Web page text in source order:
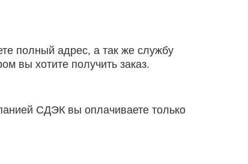
полный адрес, а так же службу
вы хотите получить заказ.
СДЭК вы оплачиваете только